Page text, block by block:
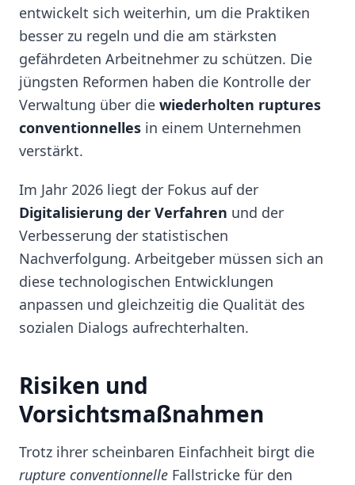
entwickelt sich weiterhin, um die Praktiken
besser zu regeln und die am stärksten
gefährdeten Arbeitnehmer zu schützen. Die
jüngsten Reformen haben die Kontrolle der
Verwaltung über die wiederholten ruptures
conventionnelles in einem Unternehmen
verstärkt.
Im Jahr 2026 liegt der Fokus auf der
Digitalisierung der Verfahren und der
Verbesserung der statistischen
Nachverfolgung. Arbeitgeber müssen sich an
diese technologischen Entwicklungen
anpassen und gleichzeitig die Qualität des
sozialen Dialogs aufrechterhalten.
Risiken und
Vorsichtsmaßnahmen
Trotz ihrer scheinbaren Einfachheit birgt die
rupture conventionnelle Fallstricke für den